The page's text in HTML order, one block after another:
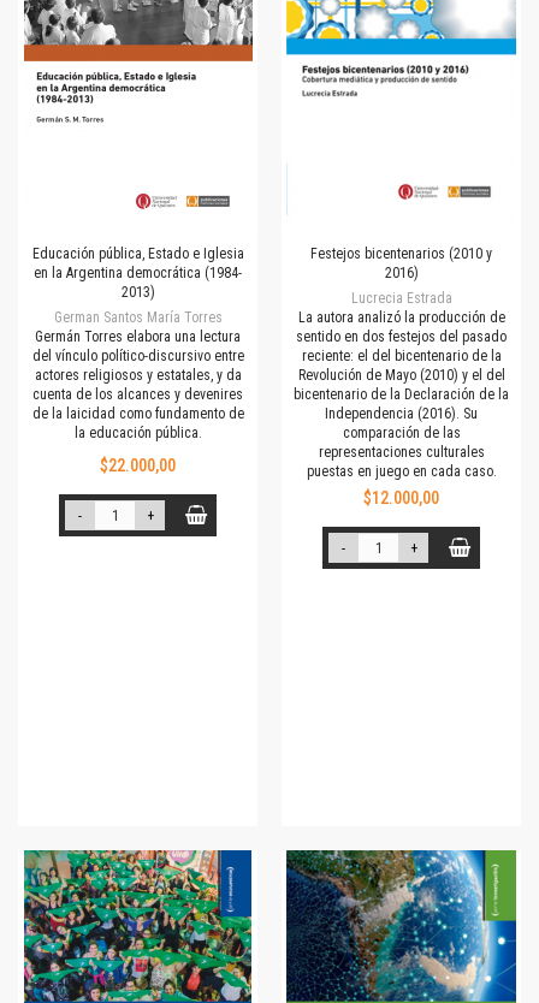
Educación pública, Estado e Iglesia
en la Argentina democrática (1984-
2013)
German Santos María Torres
Germán Torres elabora una lectura
del vínculo político-discursivo entre
actores religiosos y estatales, y da
cuenta de los alcances y devenires
de la laicidad como fundamento de
la educación pública.
$22.000,00
- +
Festejos bicentenarios (2010 y
2016)
Lucrecia Estrada
La autora analizó la producción de
sentido en dos festejos del pasado
reciente: el del bicentenario de la
Revolución de Mayo (2010) y el del
bicentenario de la Declaración de la
Independencia (2016). Su
comparación de las
representaciones culturales
puestas en juego en cada caso.
$12.000,00
- +